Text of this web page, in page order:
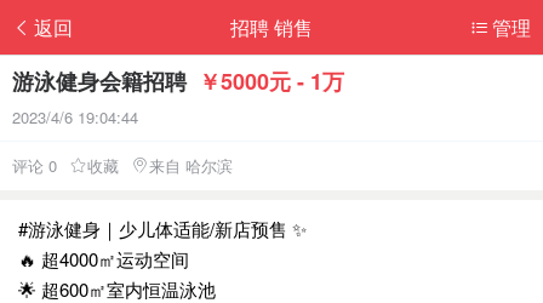
返回 管理
招聘 销售
游泳健身会籍招聘 ￥5000元 - 1万
2023/4/6 19:04:44
评论 0 收藏 来自 哈尔滨
#游泳健身｜少儿体适能/新店预售 ✨
🔥 超4000㎡运动空间
🌟 超600㎡室内恒温泳池